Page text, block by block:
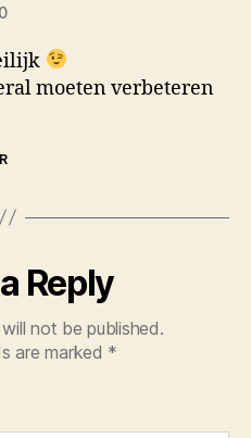
moeten verbeteren
Reply
not be published.
are marked *